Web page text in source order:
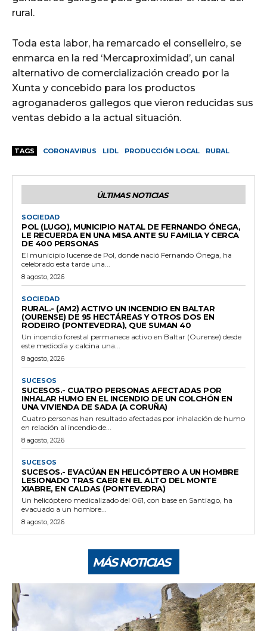
rural.
Toda esta labor, ha remarcado el conselleiro, se
enmarca en la red ‘Mercaproximidad’, un canal
alternativo de comercialización creado por la
Xunta y concebido para los productos
agroganaderos gallegos que vieron reducidas sus
ventas debido a la actual situación.
TAGS CORONAVIRUS LIDL PRODUCCIÓN LOCAL RURAL
ÚLTIMAS NOTICIAS
SOCIEDAD
POL (LUGO), MUNICIPIO NATAL DE FERNANDO ÓNEGA,
LE RECUERDA EN UNA MISA ANTE SU FAMILIA Y CERCA
DE 400 PERSONAS
El municipio lucense de Pol, donde nació Fernando Ónega, ha
celebrado esta tarde una...
8 agosto, 2026
SOCIEDAD
RURAL.- (AM2) ACTIVO UN INCENDIO EN BALTAR
(OURENSE) DE 95 HECTÁREAS Y OTROS DOS EN
RODEIRO (PONTEVEDRA), QUE SUMAN 40
Un incendio forestal permanece activo en Baltar (Ourense) desde
este mediodía y calcina una...
8 agosto, 2026
SUCESOS
SUCESOS.- CUATRO PERSONAS AFECTADAS POR
INHALAR HUMO EN EL INCENDIO DE UN COLCHÓN EN
UNA VIVIENDA DE SADA (A CORUÑA)
Cuatro personas han resultado afectadas por inhalación de humo
en relación al incendio de...
8 agosto, 2026
SUCESOS
SUCESOS.- EVACÚAN EN HELICÓPTERO A UN HOMBRE
LESIONADO TRAS CAER EN EL ALTO DEL MONTE
XIABRE, EN CALDAS (PONTEVEDRA)
Un helicóptero medicalizado del 061, con base en Santiago, ha
evacuado a un hombre...
8 agosto, 2026
MÁS NOTICIAS